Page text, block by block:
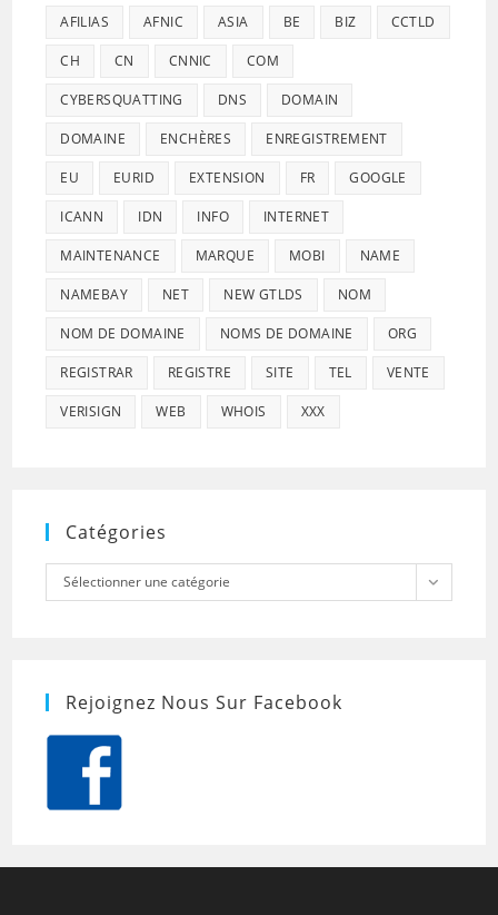
AFILIAS AFNIC ASIA BE BIZ CCTLD
CH CN CNNIC COM
CYBERSQUATTING DNS DOMAIN
DOMAINE ENCHÈRES ENREGISTREMENT
EU EURID EXTENSION FR GOOGLE
ICANN IDN INFO INTERNET
MAINTENANCE MARQUE MOBI NAME
NAMEBAY NET NEW GTLDS NOM
NOM DE DOMAINE NOMS DE DOMAINE ORG
REGISTRAR REGISTRE SITE TEL VENTE
VERISIGN WEB WHOIS XXX
Catégories
Catégories
Sélectionner une catégorie
Rejoignez Nous Sur Facebook